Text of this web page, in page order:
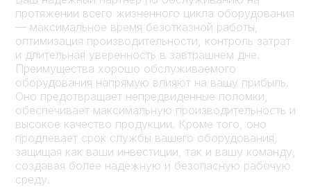
протяжении всего жизненного цикла оборудования
— максимальное время безотказной работы,
оптимизация производительности, контроль затрат
и длительная уверенность в завтрашнем дне.
Преимущества хорошо обслуживаемого
оборудования напрямую влияют на вашу прибыль.
Оно предотвращает непредвиденные поломки,
обеспечивает максимальную производительность и
высокое качество продукции. Кроме того, оно
продлевает срок службы вашего оборудования,
защищая как ваши инвестиции, так и вашу команду,
создавая более надежную и безопасную рабочую
среду.